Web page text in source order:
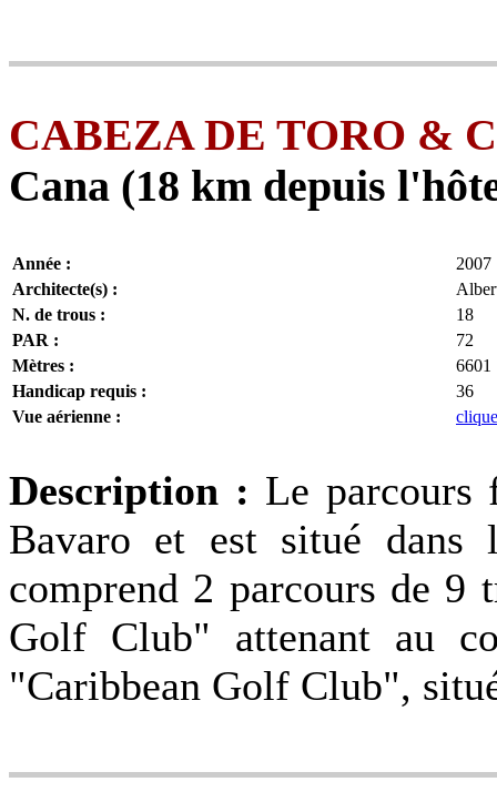
CABEZA DE TORO &
Cana (18 km depuis
Année :
2007
Architecte(s) :
N. de trous :
18
PAR :
72
Mètres :
6601
Handicap requis :
36
Vue aérienne :
Description : Le parcours
Bavaro et est situé
comprend 2 parcours de 9
Golf Club" attenant au
"Caribbean Golf Club",